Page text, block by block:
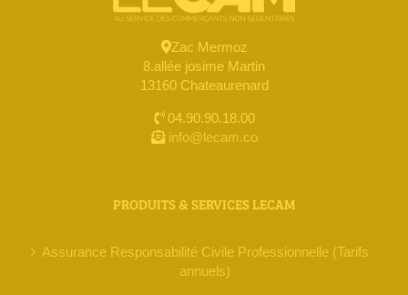
Zac Mermoz
8.allée josime Martin
13160 Chateaurenard
04.90.90.18.00
info@lecam.co
PRODUITS & SERVICES LECAM
Assurance Responsabilité Civile Professionnelle (Tarifs
annuels)